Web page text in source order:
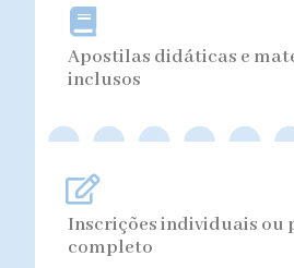
Apostilas didáticas e
inclusos
Inscrições individuais ou
completo